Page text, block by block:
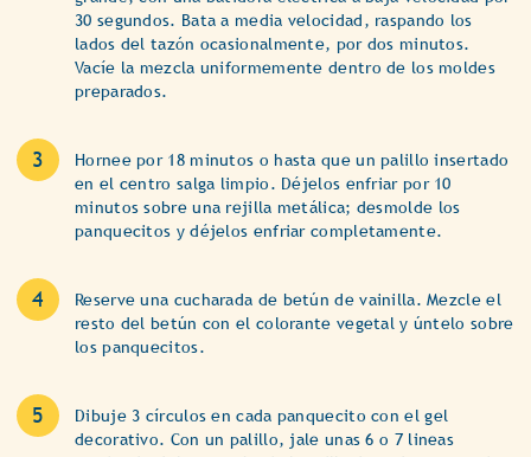
30 segundos. Bata a media velocidad, raspando los
lados del tazón ocasionalmente, por dos minutos.
Vacíe la mezcla uniformemente dentro de los moldes
preparados.
Hornee por 18 minutos o hasta que un palillo insertado
en el centro salga limpio. Déjelos enfriar por 10
minutos sobre una rejilla metálica; desmolde los
panquecitos y déjelos enfriar completamente.
Reserve una cucharada de betún de vainilla. Mezcle el
resto del betún con el colorante vegetal y úntelo sobre
los panquecitos.
Dibuje 3 círculos en cada panquecito con el gel
decorativo. Con un palillo, jale unas 6 o 7 lineas